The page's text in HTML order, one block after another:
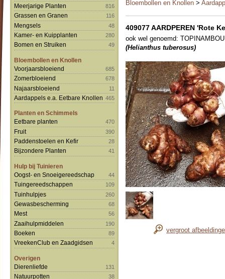
Meerjarige Planten 816
Grassen en Granen 116
Mengsels 48
Kamer- en Kuipplanten 280
Bomen en Struiken 49
Bloembollen en Knollen
Voorjaarsbloeiend
685
Zomerbloeiend 678
Najaarsbloeiend 11
Aardappels e.a. Eetbare Knollen 465
Planten en Schimmels
Eetbare planten
470
Fruit 390
Paddenstoelen en Kefir 28
Bijzondere Planten 41
Hulp bij Tuinieren
Oogst- en Snoeigereedschap
44
Tuingereedschappen 109
Tuinhulpjes 260
Gewasbescherming 68
Mest 56
Zaaihulpmiddelen 190
Boeken 89
VreekenClub en Zaadgidsen 4
Overigen
Dierenliefde
131
Natuurpotten 38
Bloembollen en Knollen >
409077 AARDPEREN 'Rote
ook wel genoemd:
(Helianthus tuberosus)
vergroot